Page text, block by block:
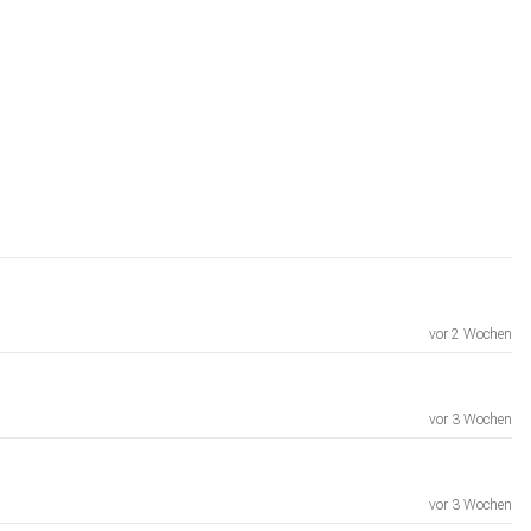
vor 2 Wochen
vor 3 Wochen
vor 3 Wochen